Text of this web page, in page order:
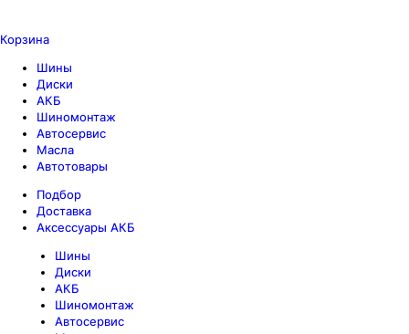
Корзина
Шины
Диски
АКБ
Шиномонтаж
Автосервис
Масла
Автотовары
Подбор
Доставка
Аксессуары АКБ
Шины
Диски
АКБ
Шиномонтаж
Автосервис